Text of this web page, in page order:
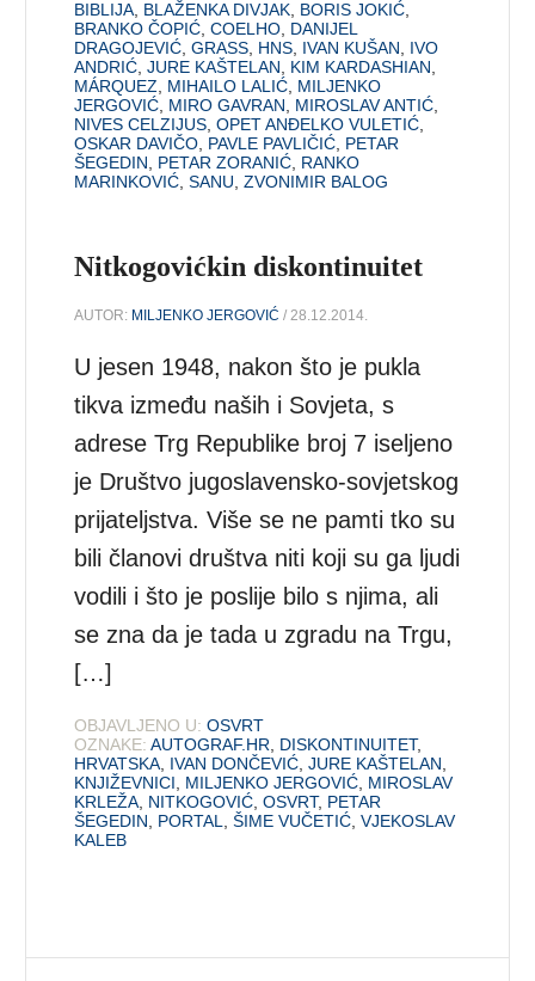
BIBLIJA BLAŽENKA DIVJAK BORIS JOKIĆ
BRANKO ČOPIĆ ,COELHO DANIJEL
DRAGOJEVIĆ ,GRASS HNS IVAN KUŠAN
IVO
ANDRIĆ ,JURE KAŠTELAN KIM KARDASHIAN
MÁRQUEZ
MIHAILO LALIĆ MILJENKO
JERGOVIĆ MIRO GAVRAN MIROSLAV ANTIĆ
NIVES CELZIJUS ,OPET ANĐELKO VULETIĆ
OSKAR DAVIČO PAVLE PAVLIČIĆ PETAR
ŠEGEDIN
PETAR ZORANIĆ RANKO
MARINKOVIĆ ,SANU ,ZVONIMIR BALOG
Nitkogovićkin diskontinuitet
AUTOR: MILJENKO JERGOVIĆ / 28.12.2014.
U jesen 1948, nakon što je pukla
tikva između naših i Sovjeta, s
adrese Trg Republike broj 7 iseljeno
je Društvo jugoslavensko-sovjetskog
prijateljstva. Više se ne pamti tko su
bili članovi društva niti koji su ga ljudi
vodili i što je poslije bilo s njima, ali
se zna da je tada u zgradu na Trgu,
[…]
OBJAVLJENO U: OSVRT
OZNAKE: AUTOGRAF.HR DISKONTINUITET,
HRVATSKA IVAN DONČEVIĆ ,JURE KAŠTELAN
KNJIŽEVNICI
MILJENKO JERGOVIĆ MIROSLAV
KRLEŽA NITKOGOVIĆ ,OSVRT, PETAR
ŠEGEDIN
PORTAL ,ŠIME VUČETIĆ ,VJEKOSLAV
KALEB